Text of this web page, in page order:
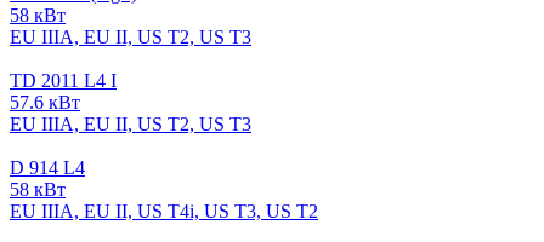
58 кВт
EU IIIA, EU II, US T2, US T3
TD 2011 L4 I
57.6 кВт
EU IIIA, EU II, US T2, US T3
D 914 L4
58 кВт
EU IIIA, EU II, US T4i, US T3, US T2